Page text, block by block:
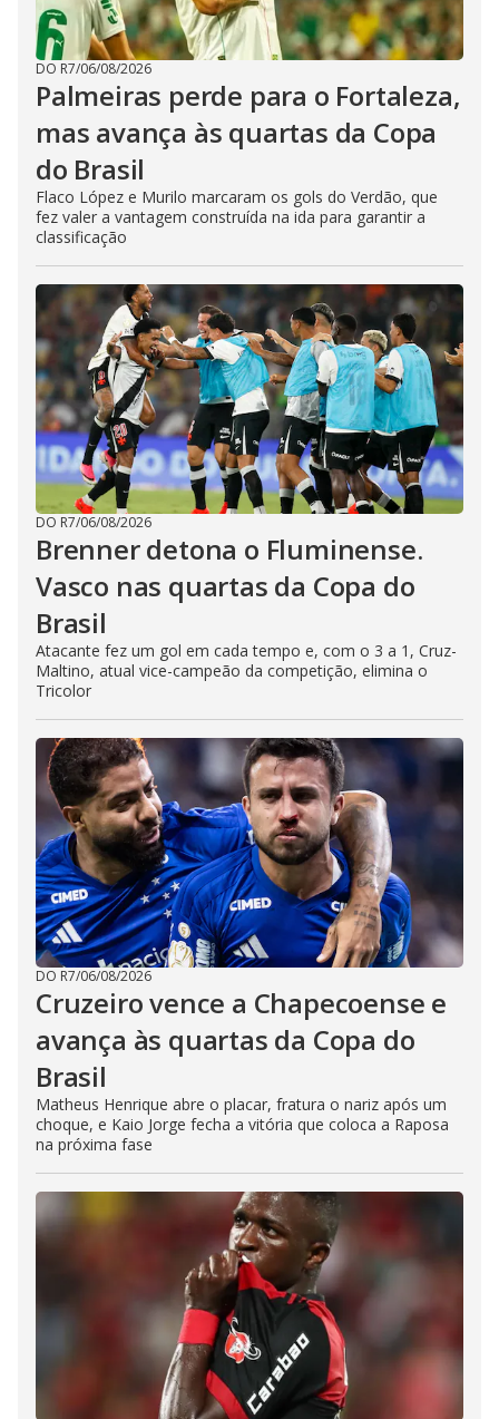
DO R7/06/08/2026
Palmeiras perde para o Fortaleza,
mas avança às quartas da Copa
do Brasil
Flaco López e Murilo marcaram os gols do Verdão, que
fez valer a vantagem construída na ida para garantir a
classificação
DO R7/06/08/2026
Brenner detona o Fluminense.
Vasco nas quartas da Copa do
Brasil
Atacante fez um gol em cada tempo e, com o 3 a 1, Cruz-
Maltino, atual vice-campeão da competição, elimina o
Tricolor
DO R7/06/08/2026
Cruzeiro vence a Chapecoense e
avança às quartas da Copa do
Brasil
Matheus Henrique abre o placar, fratura o nariz após um
choque, e Kaio Jorge fecha a vitória que coloca a Raposa
na próxima fase